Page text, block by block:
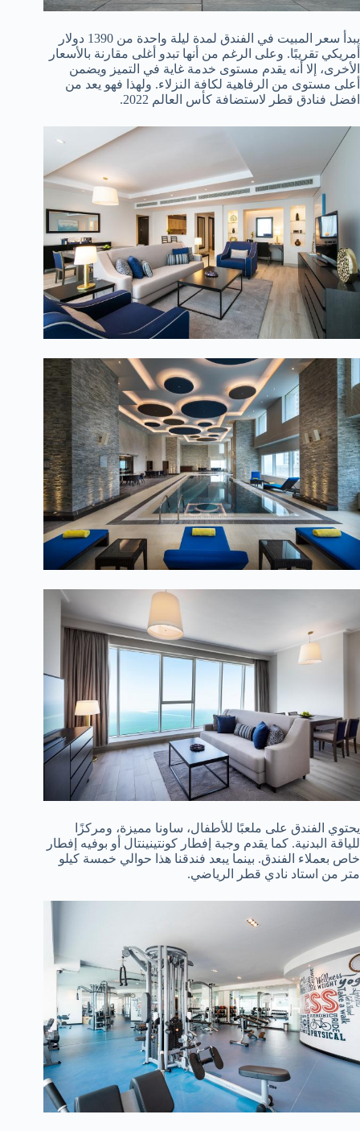
يبدأ سعر المبيت في الفندق لمدة ليلة واحدة من 1390 دولار
أمريكي تقريبًا. وعلى الرغم من أنها تبدو أغلى مقارنة بالأسعار
الأخرى، إلا أنه يقدم مستوى خدمة غاية في التميز ويضمن
أعلى مستوى من الرفاهية لكافة النزلاء. ولهذا فهو يعد من
افضل فنادق قطر لاستضافة كأس العالم 2022.
يحتوي الفندق على ملعبًا للأطفال، ساونا مميزة، ومركزًا
للياقة البدنية. كما يقدم وجبة إفطار كونتينينتال أو بوفيه إفطار
خاص بعملاء الفندق. بينما يبعد فندقنا هذا حوالي خمسة كيلو
متر من استاد نادي قطر الرياضي.